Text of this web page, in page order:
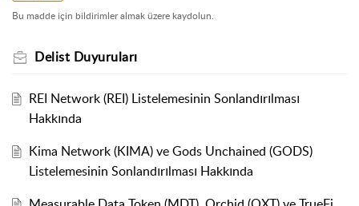
Bu madde için bildirimler almak üzere kaydolun.
Delist Duyuruları
REI Network (REI) Listelemesinin Sonlandırılması
Hakkında
Kima Network (KIMA) ve Gods Unchained (GODS)
Listelemesinin Sonlandırılması Hakkında